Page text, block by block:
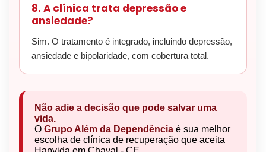
8. A clínica trata depressão e
ansiedade?
Sim. O tratamento é integrado, incluindo depressão,
ansiedade e bipolaridade, com cobertura total.
Não adie a decisão que pode salvar uma
vida.
O Grupo Além da Dependência é sua melhor
escolha de clínica de recuperação que aceita